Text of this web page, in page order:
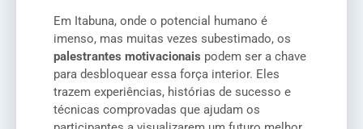
Em Itabuna, onde o potencial humano é
imenso, mas muitas vezes subestimado, os
palestrantes motivacionais podem ser a chave
para desbloquear essa força interior. Eles
trazem experiências, histórias de sucesso e
técnicas comprovadas que ajudam os